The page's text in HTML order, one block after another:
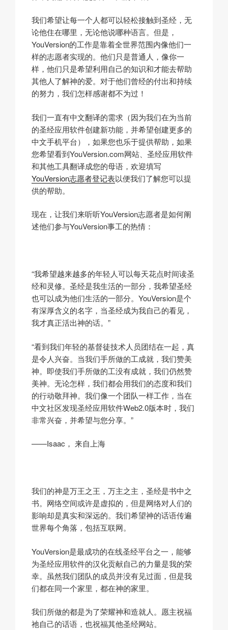
我们希望让每一个人都可以轻松接触到圣经，无
论他住在哪里，无论他说哪种语言。但是，
YouVersion的工作是靠着全世界范围内像他们一
样的志愿者实现的。他们只是普通人，像你一
样，他们只是希望利用自己的知识和才能去帮助
其他人了解神的爱。对于他们曾经的付出和持续
的努力，我们怎样感谢都不为过！
我们一直有中文翻译的需求（因为我们在为当前
的圣经应用软件创建新功能，并希望创建更多的
中文手机平台），如果您也乐于提供帮助，如果
您希望看到YouVersion.com网站、圣经应用软件
和其他工具翻译成您的母语，欢迎填写
YouVersion志愿者登记表以便我们了解您可以提
供的帮助。
现在，让我们来听听YouVersion志愿者是如何阐
述他们参与YouVersion事工的热情：
“我希望越来越多的年轻人可以每天花点时间读圣
经和灵修。圣经是我生活的一部分，我希望圣经
也可以成为他们生活的一部分。YouVersion是个
有深厚含义的名字，当圣经成为我自己的看见，
我才真正活出神的话。”
“看到我们年轻的基督徒技术人员团结在一起，真
是令人兴奋。当我们手所做的工成就，我们赞美
神。即使我们手所做的工没有成就，我们仍然赞
美神。无论怎样，我们都会用我们的态度和我们
的行动敬拜神。我们像一个团队一样工作，当在
中文社区发现圣经应用软件Web2.0版本时，我们
非常兴奋，并希望与您分享。”
——Isaac， 来自上海
我们的神是万王之王，万主之主，圣经是书中之
书。网络空间或许是虚拟的，但是网络对人们的
影响却是真实和深远的。我们希望神的话语传遍
世界每个角落，包括互联网。
YouVersion是最成功的在线圣经平台之一，能够
为圣经应用软件的汉化贡献自己的力量是我的荣
幸。虽然我们团队的成员并没有见过面，但是我
们都在同一个家里，都在神的家里。
我们所做的都是为了荣耀神和造就人。愿主祝福
祂自己的话语，也祝福其他圣经网站。